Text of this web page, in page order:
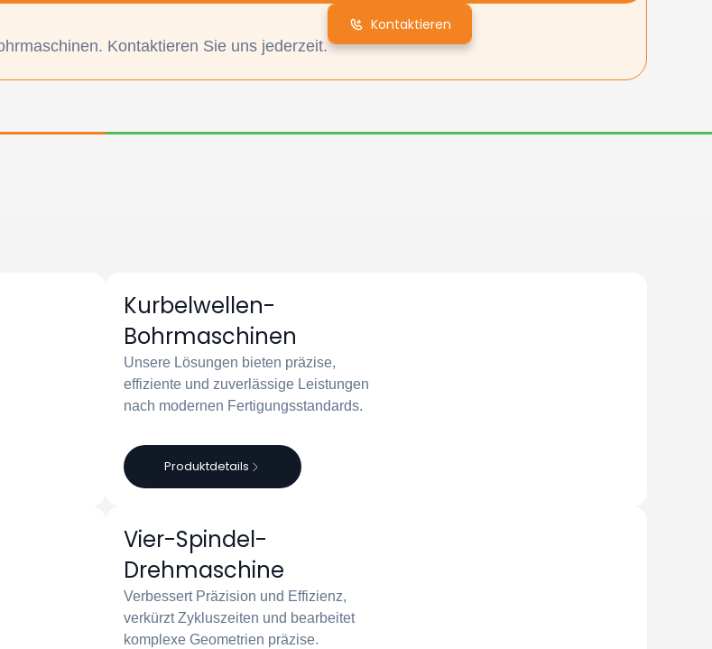
Kontaktieren Sie uns jederzeit.
Kontaktieren
Kurbelwellen-
Bohrmaschinen
Unsere Lösungen bieten präzise,
effiziente und zuverlässige Leistungen
nach modernen Fertigungsstandards.
Produktdetails
Vier-Spindel-
Drehmaschine
Verbessert Präzision und Effizienz,
verkürzt Zykluszeiten und bearbeitet
komplexe Geometrien präzise.